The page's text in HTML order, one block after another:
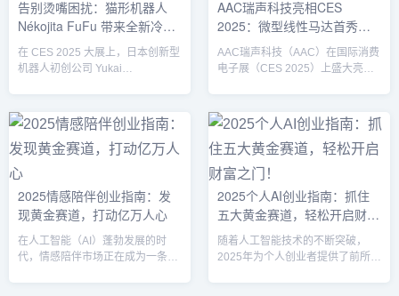
展，也彰显了其在AI芯片领域的行
业领导地位。Snapdragon X系
告别烫嘴困扰：猫形机器人
Nékojita FuFu 带来全新冷却
体验
在 CES 2025 大展上，日本创新型
机器人初创公司 Yukai
款模拟人类吹气降温的猫形机器
人。它专为那些对热食或饮料敏感
的消费者设计，尤其是那些因“猫
仅在外观上可爱，更在技术上实现
了突破，为人们带来了一种便捷且
个性化的降温体验。“猫舌”问题的
热...
AAC瑞声科技亮相CES
2025：微型线性马达首秀，
拓展感知交互新边界
AAC瑞声科技（AAC）在国际消费
电子展（CES 2025）上盛大亮
球领先的感知交互技术解决方案提
供商，AAC此次携多项首创自研技
术及一体化全链路解决方案，为智
能汽车、声学、触觉反馈、
XR（扩展现实）、光学等领域带
来了前所未有的技术突破。极致声
学体验：从微型扬声器到Combo声
展示了其创新的微型化和高保真
技...
2025情感陪伴创业指南：发
现黄金赛道，打动亿万人心
在人工智能（AI）蓬勃发展的时
代，情感陪伴市场正在成为一条充
2025个人AI创业指南：抓住
五大黄金赛道，轻松开启财富
之门！
随着人工智能技术的不断突破，
2025年为个人创业者提供了前所未